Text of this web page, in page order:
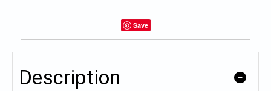
Save
Description